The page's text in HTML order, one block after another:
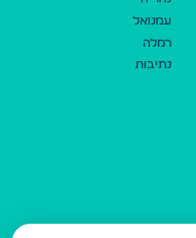
עמנואל
רמלה
נתיבות